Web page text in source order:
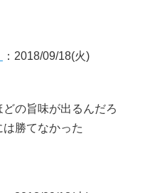
：2018/09/18(火)
の旨味が出るんだろ
勝てなかった